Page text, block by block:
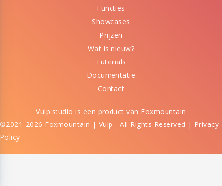
Functies
Showcases
Prijzen
Wat is nieuw?
Tutorials
Documentatie
Contact
Vulp.studio is een product van Foxmountain
©2021-2026 Foxmountain | Vulp - All Rights Reserved | Privacy
Policy